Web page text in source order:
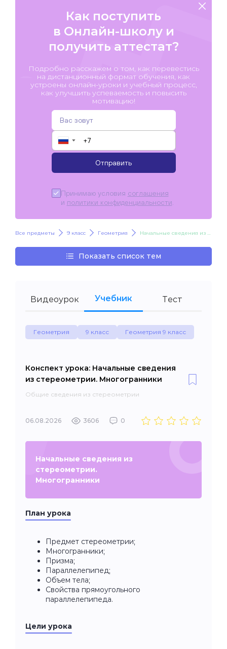
Как поступить
в Онлайн-школу и
получить аттестат?
Подробно расскажем о том, как перевестись
на дистанционный формат обучения, как
устроены онлайн-уроки и учебный процесс,
как улучшить успеваемость и повысить
мотивацию!
▼
Отправить
Принимаю условия соглашения
и политики конфиденциальности
Все предметы 9 класс Геометрия Начальные сведения из стереометрии. Многогранники
Показать список тем
Видеоурок Учебник Тест
Геометрия 9 класс Геометрия 9 класс
Конспект урока: Начальные сведения
из стереометрии. Многогранники
Общие сведения из стереометрии
06.08.2026 3606 0
Начальные сведения из
стереометрии.
Многогранники
План урока
Предмет стереометрии;
Многогранники;
Призма;
Параллелепипед;
Объем тела;
Свойства прямоугольного
параллелепипеда.
Цели урока